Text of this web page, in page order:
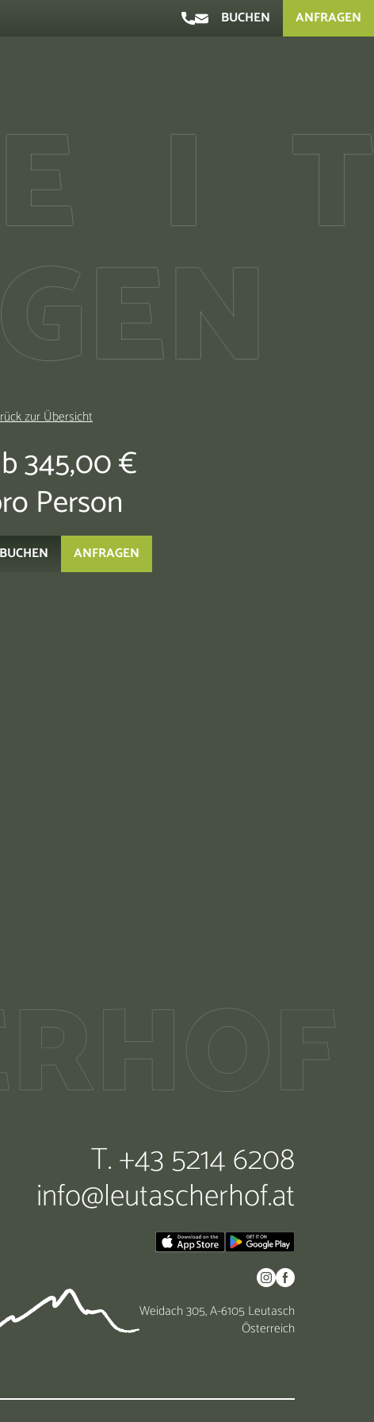
BUCHEN ANFRAGEN
E I T
zur Übersicht
345,00 €
Person
BUCHEN ANFRAGEN
T. +43 5214 6208
info@leutascherhof.at
Weidach 305, A-6105 Leutasch
Österreich